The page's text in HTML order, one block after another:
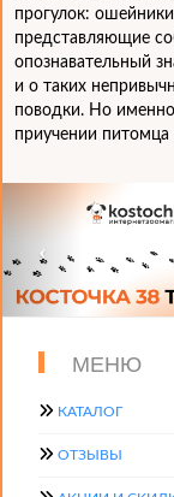
прогулок:
представляющие
опознавательный
и о таких
поводки. Но
приучении питомца
МЕНЮ
КАТАЛОГ
ОТЗЫВЫ